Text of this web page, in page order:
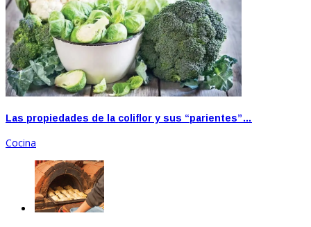
Las propiedades de la coliflor y sus “parientes”…
Cocina